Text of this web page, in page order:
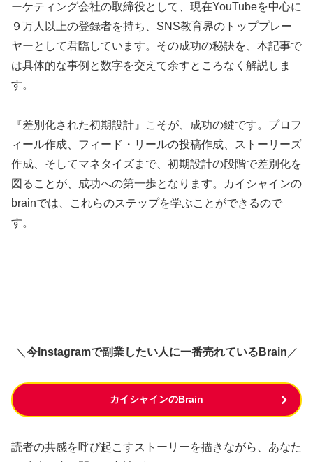
ーケティング会社の取締役として、現在YouTubeを中心に
９万人以上の登録者を持ち、SNS教育界のトッププレー
ヤーとして君臨しています。その成功の秘訣を、本記事で
は具体的な事例と数字を交えて余すところなく解説しま
す。
『差別化された初期設計』こそが、成功の鍵です。プロフ
ィール作成、フィード・リールの投稿作成、ストーリーズ
作成、そしてマネタイズまで、初期設計の段階で差別化を
図ることが、成功への第一歩となります。カイシャインの
brainでは、これらのステップを学ぶことができるので
す。
＼ 今Instagramで副業したい人に一番売れているBrain ／
カイシャインのBrain
読者の共感を呼び起こすストーリーを描きながら、あなた